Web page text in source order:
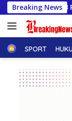
Langsung
ke
konten
Breaking News
3 Pelaku Jual
HomeSPORT